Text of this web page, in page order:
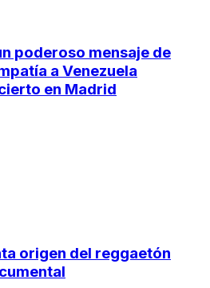
poderoso mensaje de
a Venezuela
en Madrid
origen del reggaetón